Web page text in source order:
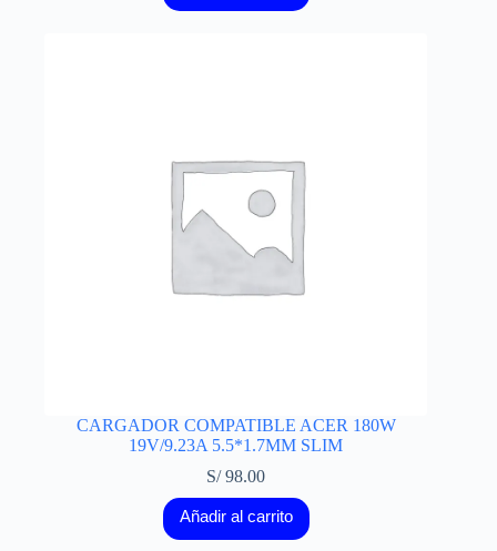
CARGADOR COMPATIBLE ACER 180W
19V/9.23A 5.5*1.7MM SLIM
S/98.00
Añadir al carrito